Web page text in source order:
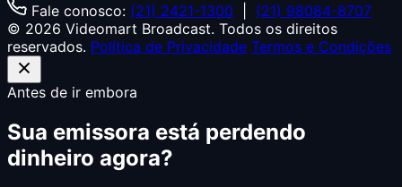
Fale conosco: (21) 2421-1300
(21) 98084-8707
© 2026 Videomart Broadcast. Todos os direitos
reservados. Política de Privacidade Termos e Condições
Antes de ir embora
Sua emissora está perdendo
dinheiro agora?